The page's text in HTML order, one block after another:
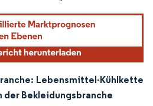
Lebensmittel-Kühlkette
der Bekleidungsbranche